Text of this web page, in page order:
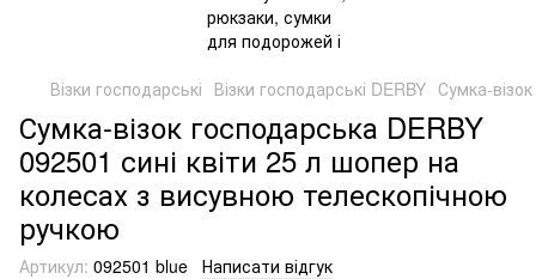
Візки господарські Візки господарські DERBY Сумка-
Сумка-візок господарська DERBY
092501 сині квіти 25 л шопер на
колесах з висувною телескопічною
ручкою
Артикул: 092501 blue Написати відгук